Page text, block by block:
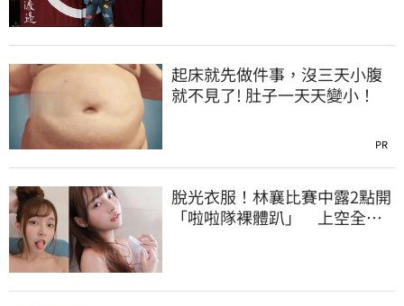
起床就先做件事，沒三天小腹
就不見了! 肚子一天天變小！
PR
脫光衣服！林襄比賽中露2點開
「啦啦隊裸體趴」 上空全裸